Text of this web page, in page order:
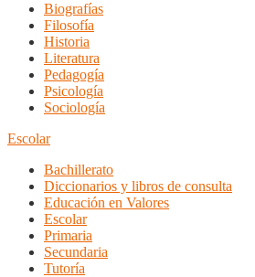
Biografías
Filosofía
Historia
Literatura
Pedagogía
Psicología
Sociología
Escolar
Bachillerato
Diccionarios y libros de consulta
Educación en Valores
Escolar
Primaria
Secundaria
Tutoría